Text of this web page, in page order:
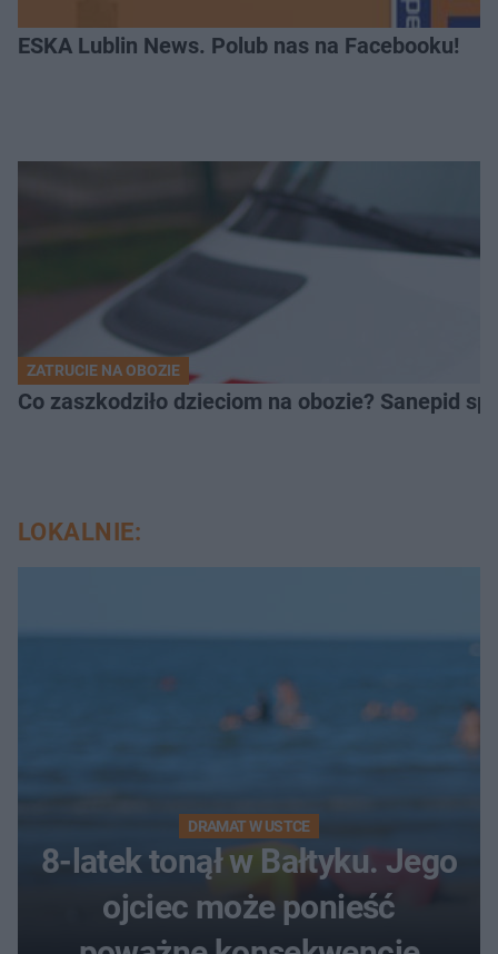
ESKA Lublin News. Polub nas na Facebooku!
ZATRUCIE NA OBOZIE
Co zaszkodziło dzieciom na obozie? Sanepid
LOKALNIE:
DRAMAT W USTCE
8-latek tonął w Bałtyku. Jego
ojciec może ponieść